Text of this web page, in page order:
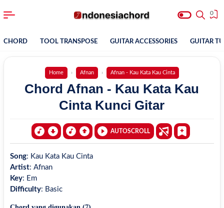
0
CHORD TOOL TRANSPOSE GUITAR ACCESSORIES GUITAR
Home Afnan Afnan - Kau Kata Kau Cinta
Chord Afnan - Kau Kata Kau
Cinta Kunci Gitar
AUTOSCROLL
Song: Kau Kata Kau Cinta
Artist: Afnan
Key: Em
Difficulty: Basic